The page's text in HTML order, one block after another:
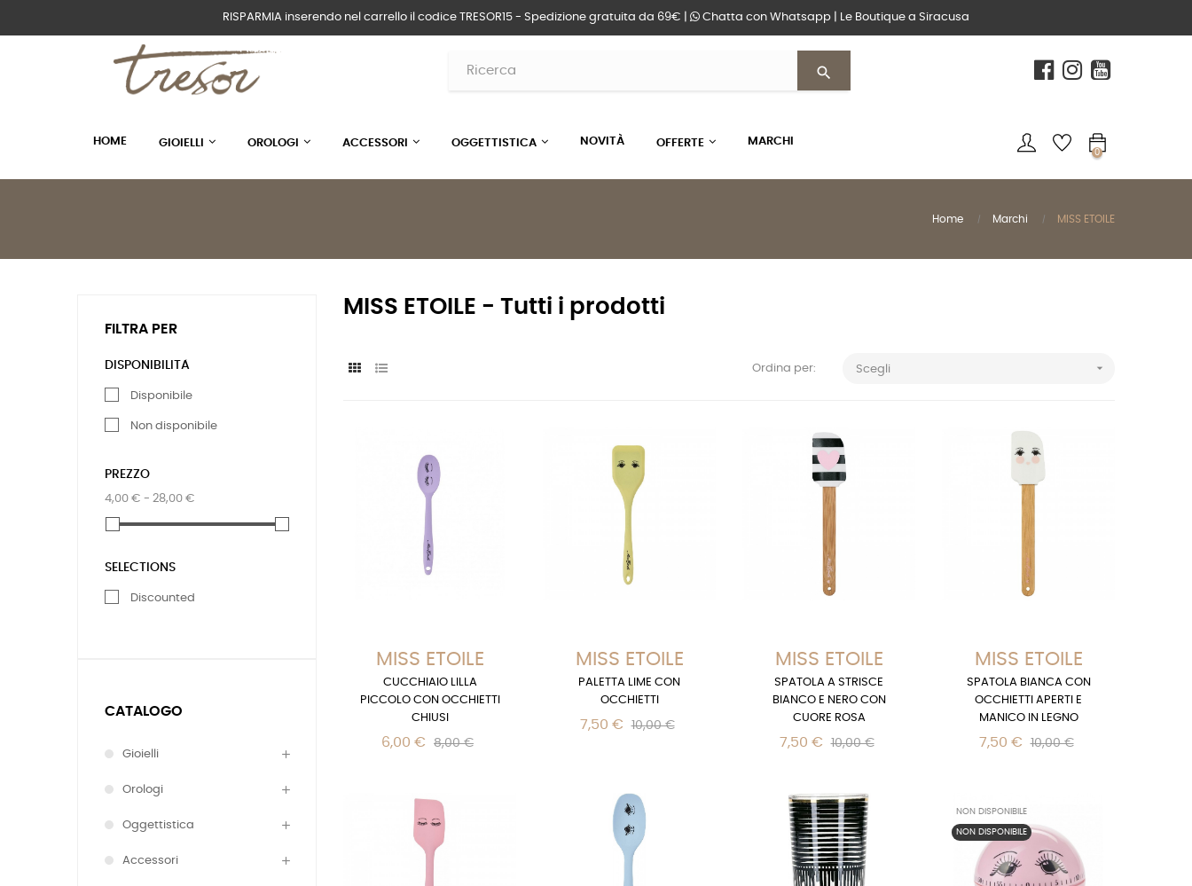
RISPARMIA inserendo nel carrello il codice TRESOR15 - Spedizione gratuita da 69€ | Chatta con Whatsapp Le Boutique a Siracusa
search
HOME GIOIELLI OROLOGI ACCESSORI OGGETTISTICA NOVITÀ OFFERTE MARCHI
0
Home Marchi MISS ETOILE
FILTRA PER
DISPONIBILITÀ
Disponibile
Non disponibile
PREZZO
4,00 € - 28,00 €
SELECTIONS
Discounted
CATALOGO
Gioielli
Orologi
Oggettistica
Accessori
MISS ETOILE - Tutti i prodotti
Ordina per: Scegli 
MISS ETOILE
CUCCHIAIO LILLA
PICCOLO CON OCCHIETTI
CHIUSI
6,00 € 8,00 €
MISS ETOILE
PALETTA LIME CON
OCCHIETTI
7,50 € 10,00 €
MISS ETOILE
SPATOLA A STRISCE
BIANCO E NERO CON
CUORE ROSA
7,50 € 10,00 €
MISS ETOILE
SPATOLA BIANCA CON
OCCHIETTI APERTI E
MANICO IN LEGNO
7,50 € 10,00 €
NON DISPONIBILE
NON DISPONIBILE